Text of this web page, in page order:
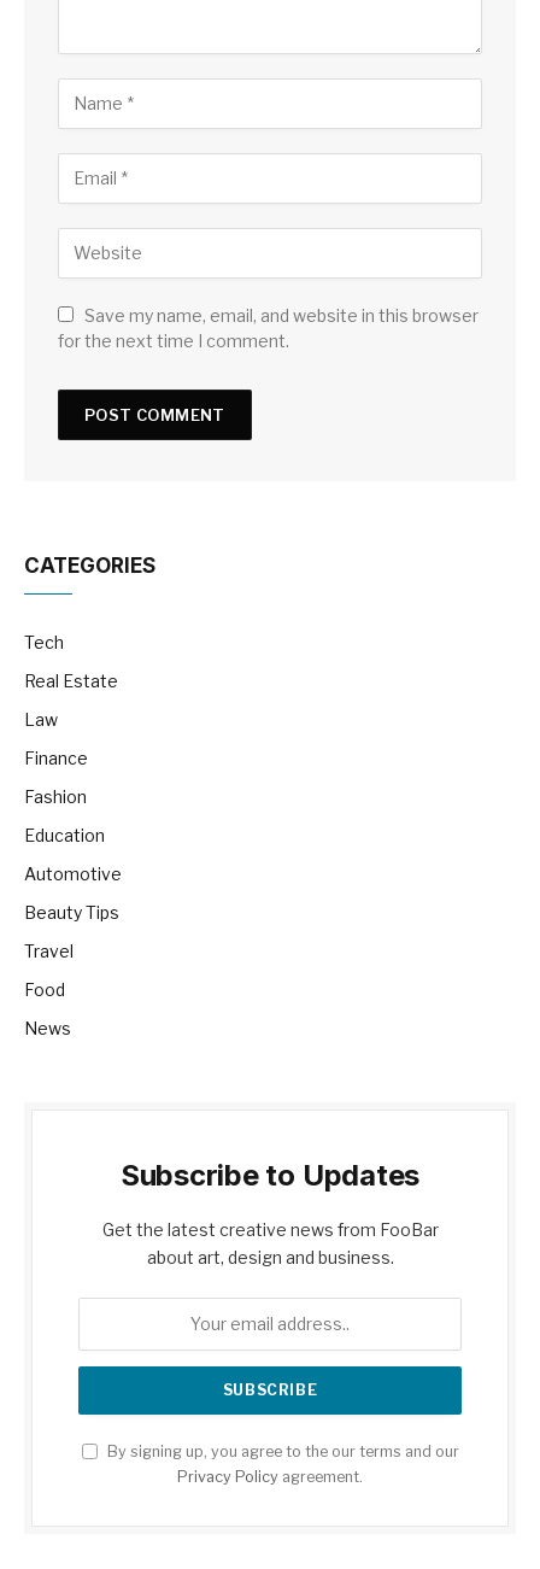
Save my name, email, and website in this browser
for the next time I comment.
CATEGORIES
Tech
Real Estate
Law
Finance
Fashion
Education
Automotive
Beauty Tips
Travel
Food
News
Subscribe to Updates
Get the latest creative news from FooBar
about art, design and business.
By signing up, you agree to the our terms and our
Privacy Policy agreement.